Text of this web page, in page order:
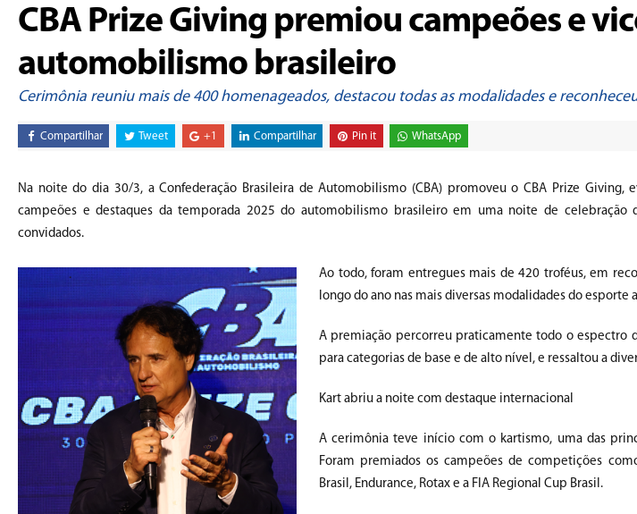
CBA Prize Giving premiou campeões e
automobilismo brasileiro
Cerimônia reuniu mais de 400 homenageados, destacou todas as modalidades e
Compartilhar Tweet +1 Compartilhar Pin it WhatsApp
Na noite do dia 30/3, a Confederação Brasileira de Automobilismo (CBA) promoveu o CBA Prize Giving,
campeões e destaques da temporada 2025 do automobilismo brasileiro em uma noite de celebração
convidados.
Ao todo, foram entregues mais de 420 troféus, em
longo do ano nas mais diversas modalidades do esporte
A premiação percorreu praticamente todo o espectro
para categorias de base e de alto nível, e ressaltou a
Kart abriu a noite com destaque internacional
A cerimônia teve início com o kartismo, uma das
Foram premiados os campeões de competições
Brasil, Endurance, Rotax e a FIA Regional Cup Brasil.